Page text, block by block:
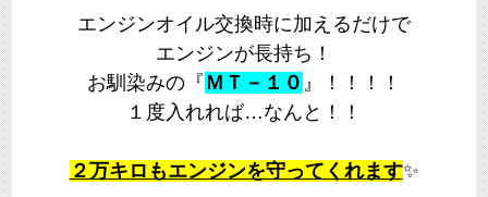
エンジンオイル交換時に加えるだけで
エンジンが長持ち！
お馴染みの『 ＭＴ－１０ 』！！！！
１度入れれば…なんと！！
２万キロもエンジンを守ってくれます✨